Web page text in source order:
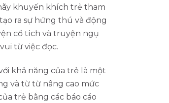
khuyến khích trẻ tham
ra sự hứng thú và động
cổ tích và truyện ngụ
từ việc đọc.
khả năng của trẻ là một
và từ từ nâng cao mức
trẻ bằng các báo cáo